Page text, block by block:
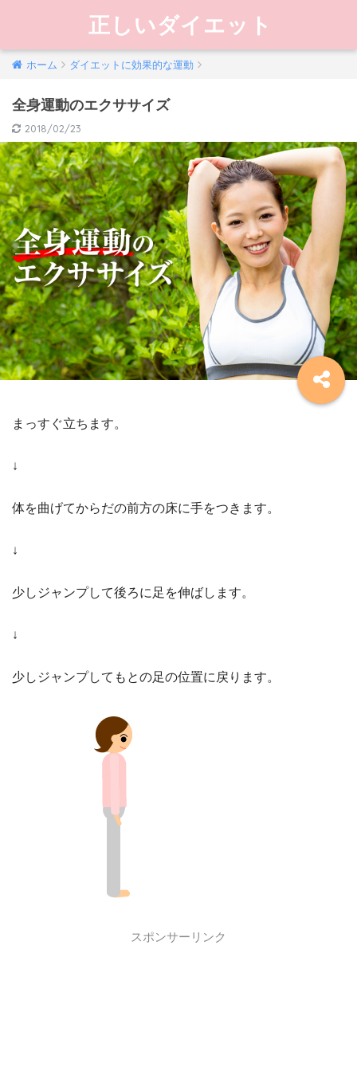
正しいダイエット
ホーム ダイエットに効果的な運動
全身運動のエクササイズ
2018/02/23
まっすぐ立ちます。
↓
体を曲げてからだの前方の床に手をつきます。
↓
少しジャンプして後ろに足を伸ばします。
↓
少しジャンプしてもとの足の位置に戻ります。
スポンサーリンク